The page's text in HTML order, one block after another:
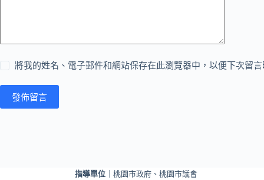
將我的姓名、電子郵件和網站保存在此瀏覽器中，以便下次留
發佈留言
指導單位｜桃園市政府、桃園市議會